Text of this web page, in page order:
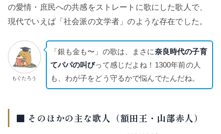
の愛情・庶民への共感をストレートに歌にした歌人で、
現代でいえば「社会派の文学者」のような存在でした。
もぐたろう
「銀も金も〜」の歌は、まさに奈良時代の子育
てパパの叫びって感じだよね！1300年前の人
も、わが子をどう守るかで悩んでたんだね。
■ そのほかの主な歌人（額田王・山部赤人）